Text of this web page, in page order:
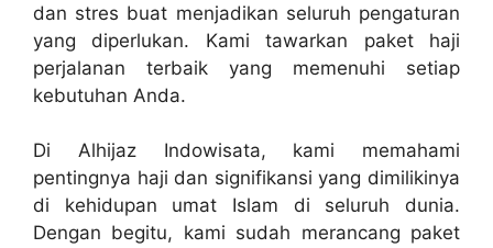
dan stres buat menjadikan seluruh pengaturan
yang diperlukan. Kami tawarkan paket haji
perjalanan terbaik yang memenuhi setiap
kebutuhan Anda.
Di Alhijaz Indowisata, kami memahami
pentingnya haji dan signifikansi yang dimilikinya
di kehidupan umat Islam di seluruh dunia.
Dengan begitu, kami sudah merancang paket